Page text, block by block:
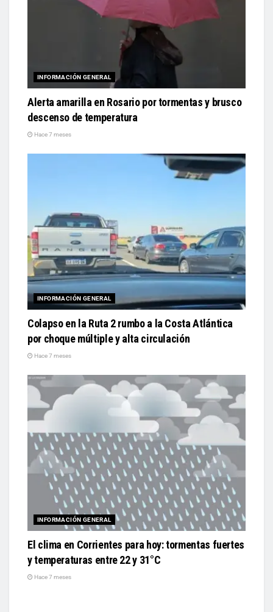
INFORMACIÓN GENERAL
Alerta amarilla en Rosario por tormentas y brusco
descenso de temperatura
Hace 7 meses
INFORMACIÓN GENERAL
Colapso en la Ruta 2 rumbo a la Costa Atlántica
por choque múltiple y alta circulación
Hace 7 meses
INFORMACIÓN GENERAL
El clima en Corrientes para hoy: tormentas fuertes
y temperaturas entre 22 y 31°C
Hace 7 meses